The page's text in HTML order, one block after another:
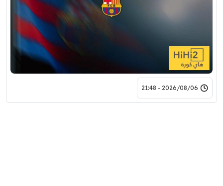
2026/08/06 - 21:48